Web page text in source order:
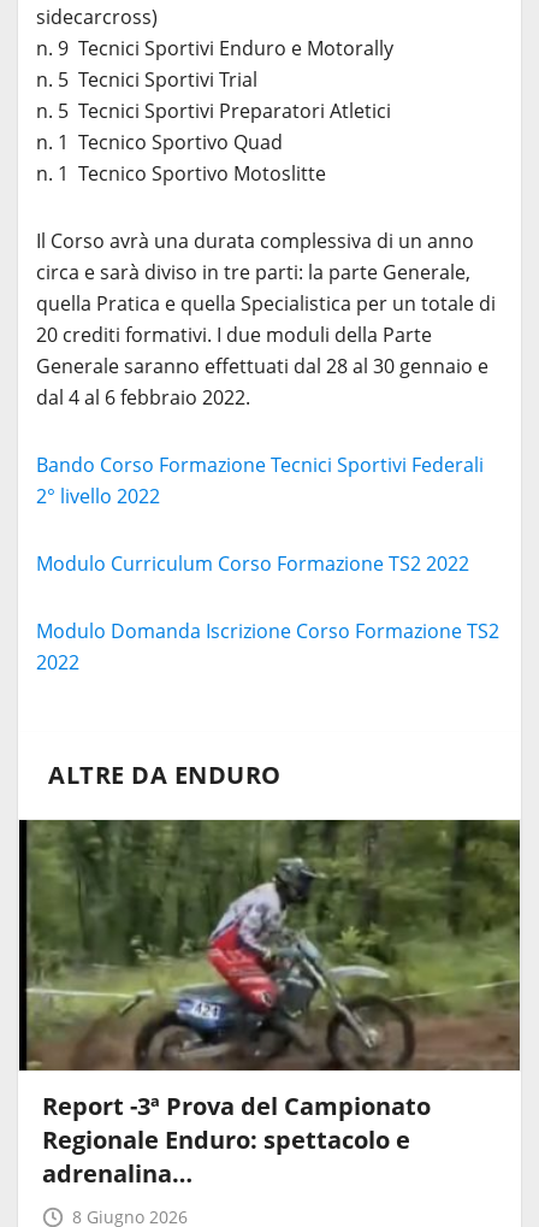
sidecarcross)
n. 9 Tecnici Sportivi Enduro e Motorally
n. 5 Tecnici Sportivi Trial
n. 5 Tecnici Sportivi Preparatori Atletici
n. 1 Tecnico Sportivo Quad
n. 1 Tecnico Sportivo Motoslitte
Il Corso avrà una durata complessiva di un anno
circa e sarà diviso in tre parti: la parte Generale,
quella Pratica e quella Specialistica per un totale di
20 crediti formativi. I due moduli della Parte
Generale saranno effettuati dal 28 al 30 gennaio e
dal 4 al 6 febbraio 2022.
Bando Corso Formazione Tecnici Sportivi Federali
2° livello 2022
Modulo Curriculum Corso Formazione TS2 2022
Modulo Domanda Iscrizione Corso Formazione TS2
2022
ALTRE DA ENDURO
Report -3ª Prova del Campionato
Regionale Enduro: spettacolo e
adrenalina…
8 Giugno 2026